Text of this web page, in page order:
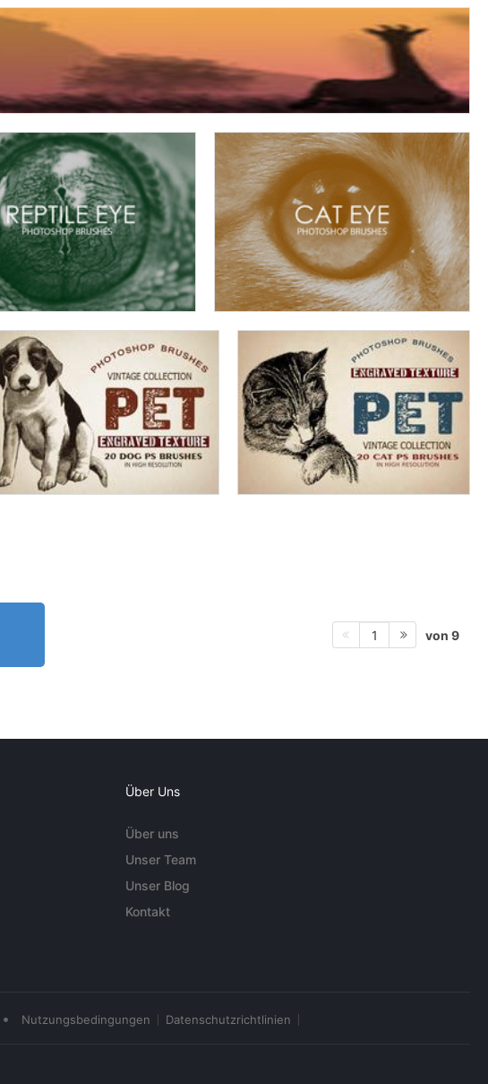
1 von 9
Über Uns
Über uns
Unser Team
Unser Blog
Kontakt
• Nutzungsbedingungen Datenschutzrichtlinien